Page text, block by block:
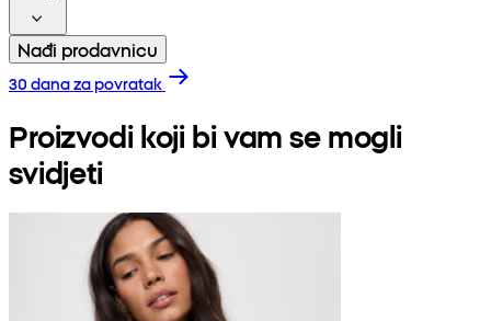
Nađi prodavnicu
30 dana za povratak
Proizvodi koji bi vam se mogli
svidjeti